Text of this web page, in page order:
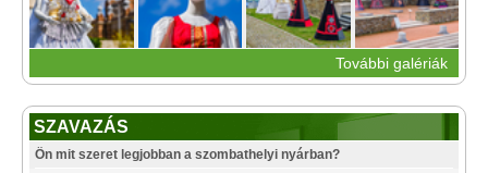
További galériák
SZAVAZÁS
Ön mit szeret legjobban a szombathelyi nyárban?